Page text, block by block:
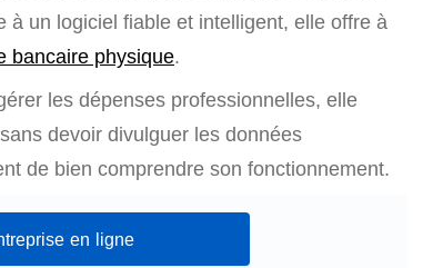
un logiciel fiable et intelligent, elle offre à
bancaire physique.
les dépenses professionnelles, elle
devoir divulguer les données
de bien comprendre son fonctionnement.
en ligne